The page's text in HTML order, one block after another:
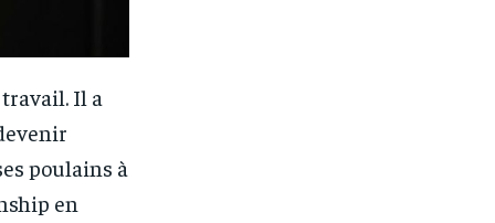
Il a
poulains à
en